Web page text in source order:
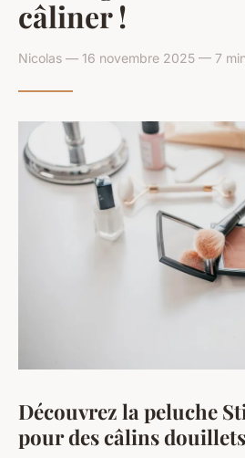
câliner !
Nicolas — 16 novembre 2025 — 7
Découvrez la peluche
pour des câlins